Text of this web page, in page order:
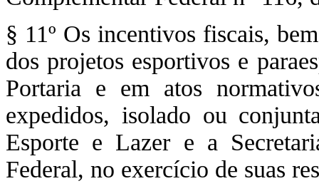
§ 11º Os incentivos fiscais,
dos projetos esportivos e
Portaria e em atos
expedidos, isolado ou
Esporte e Lazer e a
Federal, no exercício de suas